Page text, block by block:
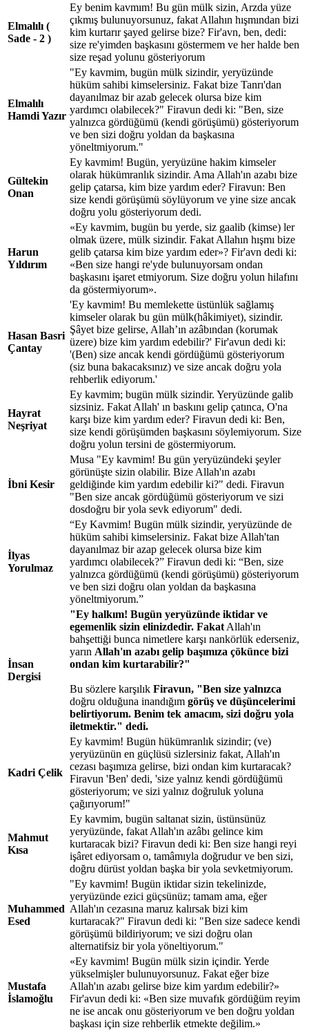
Elmalılı (
Sade - 2 )
Ey benim kavmım! Bu gün mülk sizin, Arzda yüze
çıkmış bulunuyorsunuz, fakat Allahın hışmından bizi
kim kurtarır şayed gelirse bize? Fir'avn, ben, dedi:
size re'yimden başkasını göstermem ve her halde ben
size reşad yolunu gösteriyorum
Elmalılı
Hamdi Yazır
"Ey kavmim, bugün mülk sizindir, yeryüzünde
hüküm sahibi kimselersiniz. Fakat bize Tanrı'dan
dayanılmaz bir azab gelecek olursa bize kim
yardımcı olabilecek?" Firavun dedi ki: "Ben, size
yalnızca gördüğümü (kendi görüşümü) gösteriyorum
ve ben sizi doğru yoldan da başkasına
yöneltmiyorum."
Gültekin
Onan
Ey kavmim! Bugün, yeryüzüne hakim kimseler
olarak hükümranlık sizindir. Ama Allah'ın azabı bize
gelip çatarsa, kim bize yardım eder? Firavun: Ben
size kendi görüşümü söylüyorum ve yine size ancak
doğru yolu gösteriyorum dedi.
Harun
Yıldırım
«Ey kavmim, bugün bu yerde, siz gaalib (kimse) ler
olmak üzere, mülk sizindir. Fakat Allahın hışmı bize
gelib çatarsa kim bize yardım eder»? Fir'avn dedi ki:
«Ben size hangi re'yde bulunuyorsam ondan
başkasını işaret etmiyorum. Size doğru yolun hilafını
da göstermiyorum».
Hasan Basri
Çantay
'Ey kavmim! Bu memlekette üstünlük sağlamış
kimseler olarak bu gün mülk(hâkimiyet), sizindir.
Şâyet bize gelirse, Allah’ın azâbından (korumak
üzere) bize kim yardım edebilir?' Fir'avun dedi ki:
'(Ben) size ancak kendi gördüğümü gösteriyorum
(siz buna bakacaksınız) ve size ancak doğru yola
rehberlik ediyorum.'
Hayrat
Neşriyat
Ey kavmim; bugün mülk sizindir. Yeryüzünde galib
sizsiniz. Fakat Allah' ın baskını gelip çatınca, O'na
karşı bize kim yardım eder? Firavun dedi ki: Ben,
size kendi görüşümden başkasını söylemiyorum. Size
doğru yolun tersini de göstermiyorum.
İbni Kesir
Musa "Ey kavmim! Bu gün yeryüzündeki şeyler
görünüşte sizin olabilir. Bize Allah'ın azabı
geldiğinde kim yardım edebilir ki?" dedi. Firavun
"Ben size ancak gördüğümü gösteriyorum ve sizi
dosdoğru bir yola sevk ediyorum" dedi.
İlyas
Yorulmaz
“Ey Kavmim! Bugün mülk sizindir, yeryüzünde de
hüküm sahibi kimselersiniz. Fakat bize Allah'tan
dayanılmaz bir azap gelecek olursa bize kim
yardımcı olabilecek?” Firavun dedi ki: “Ben, size
yalnızca gördüğümü (kendi görüşümü) gösteriyorum
ve ben sizi doğru olan yoldan da başkasına
yöneltmiyorum.”
İnsan
Dergisi
"Ey halkım! Bugün yeryüzünde iktidar ve
egemenlik sizin elinizdedir. Fakat Allah'ın
bahşettiği bunca nimetlere karşı nankörlük ederseniz,
yarın Allah'ın azabı gelip başımıza çökünce bizi
ondan kim kurtarabilir?"
Bu sözlere karşılık Firavun, "Ben size yalnızca
doğru olduğuna inandığım görüş ve düşüncelerimi
belirtiyorum. Benim tek amacım, sizi doğru yola
iletmektir." dedi.
Kadri Çelik
Ey kavmim! Bugün hükümranlık sizindir; (ve)
yeryüzünün en güçlüsü sizlersiniz fakat, Allah'ın
cezası başımıza gelirse, bizi ondan kim kurtaracak?
Firavun 'Ben' dedi, 'size yalnız kendi gördüğümü
gösteriyorum; ve sizi yalnız doğruluk yoluna
çağırıyorum!"
Mahmut
Kısa
Ey kavmim, bugün saltanat sizin, üstünsünüz
yeryüzünde, fakat Allah'ın azâbı gelince kim
kurtaracak bizi? Firavun dedi ki: Ben size hangi reyi
işâret ediyorsam o, tamâmıyla doğrudur ve ben sizi,
doğru dürüst yoldan başka bir yola sevketmiyorum.
Muhammed
Esed
"Ey kavmim! Bugün iktidar sizin tekelinizde,
yeryüzünde ezici güçsünüz; tamam ama, eğer
Allah'ın cezasına maruz kalırsak bizi kim
kurtaracak?" Firavun dedi ki: "Ben size sadece kendi
görüşümü bildiriyorum; ve sizi doğru olan
alternatifsiz bir yola yöneltiyorum."
Mustafa
İslamoğlu
«Ey kavmim! Bugün mülk sizin içindir. Yerde
yükselmişler bulunuyorsunuz. Fakat eğer bize
Allah'ın azabı gelirse bize kim yardım edebilir?»
Fir'avun dedi ki: «Ben size muvafık gördüğüm reyim
ne ise ancak onu gösteriyorum ve ben doğru yoldan
başkası için size rehberlik etmekte değilim.»